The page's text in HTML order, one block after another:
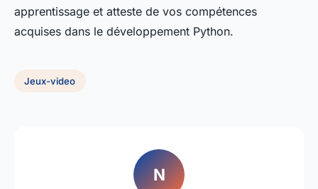
apprentissage et atteste de vos compétences
acquises dans le développement Python.
Jeux-video
N